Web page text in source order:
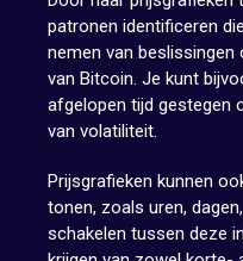
patronen identificeren
nemen van
van Bitcoin. Je kunt
afgelopen tijd gestegen
van volatiliteit.
Prijsgrafieken kunnen
tonen, zoals uren,
schakelen tussen deze